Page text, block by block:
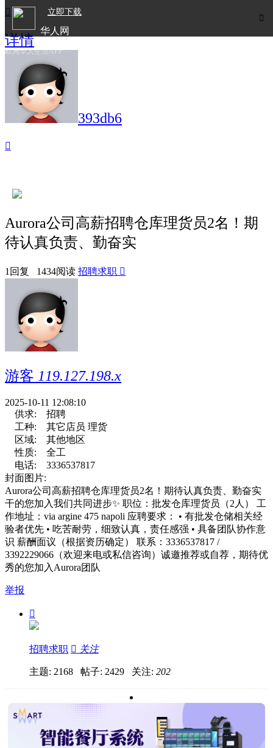

立即下载
华人网
欧洲华人生活APP

详情
393db6

Aurora公司高薪招聘仓库理货员2名！期
待认真负责、勤奋实
1回复 1434阅读 招聘求职 
游客 119.127.198.x
2025-10-11 12:08:10
供求:
招聘
工种:
其它店员 理货
区域:
其他地区
性质:
全工
电话:
3336537817
封面图片:
Aurora公司高薪招聘仓库理货员2名！期待认真负责、勤奋实
干的您加入我们共同进步✨ 职位：批发仓库理货员（2人） 工
作地址：via argine 475 napoli 应聘要求： • 有批发仓储相关经
验者优先 • 吃苦耐劳，细致认真，责任感强 • 具备团队协作意
识 薪酬面议（根据资历确定） 联系：3336537817 /
3392229066（欢迎来电或私信咨询）诚邀推荐或自荐，期待优
秀的您加入Aurora团队
举报

招聘求职  关注
主题: 2168 帖子: 2429 关注: 202